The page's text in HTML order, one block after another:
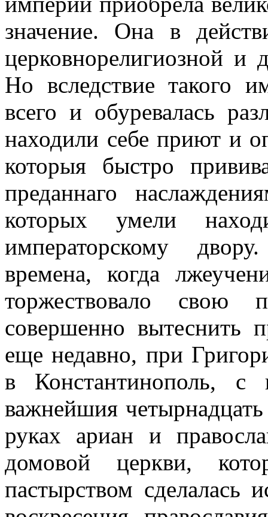
значение. Она в
церковнорелигиозной и
Но вследствие такого
всего и обуревалась
находили себе приют и
которыя быстро
преданнаго
которых умели
императорскому
времена, когда
торжествовало свою
совершенно вытеснить
еще недавно, при
в Константинополь, с
важнейшия
руках ариан и
домовой церкви,
пастырством сделалась